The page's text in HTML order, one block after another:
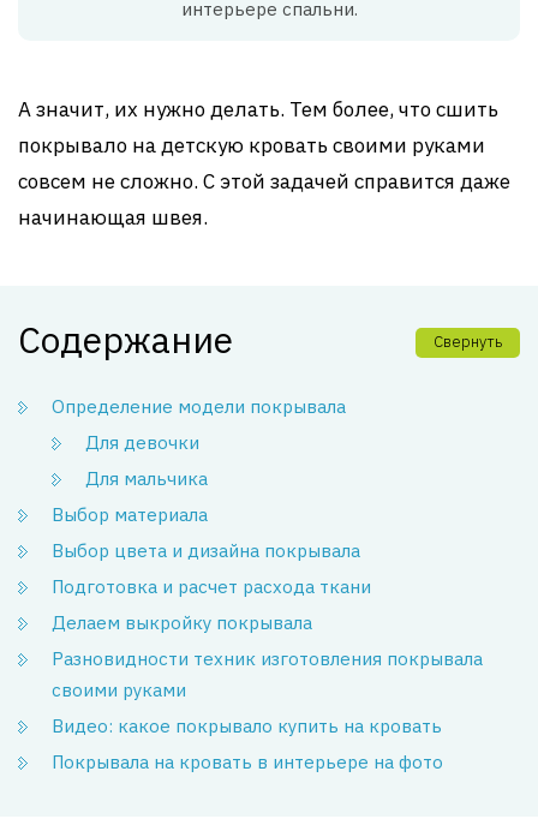
интерьере спальни.
А значит, их нужно делать. Тем более, что сшить
покрывало на детскую кровать своими руками
совсем не сложно. С этой задачей справится даже
начинающая швея.
Содержание Свернуть
Определение модели покрывала
Для девочки
Для мальчика
Выбор материала
Выбор цвета и дизайна покрывала
Подготовка и расчет расхода ткани
Делаем выкройку покрывала
Разновидности техник изготовления покрывала
своими руками
Видео: какое покрывало купить на кровать
Покрывала на кровать в интерьере на фото